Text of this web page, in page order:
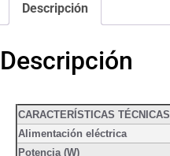
Descripción
Descripción
CARACTERÍSTICAS TÉCNICAS
Alimentación eléctrica
Potencia (W)